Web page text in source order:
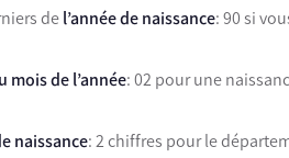
de l’année de naissance: 90 si
mois de l’année: 02 pour une
naissance: 2 chiffres pour le